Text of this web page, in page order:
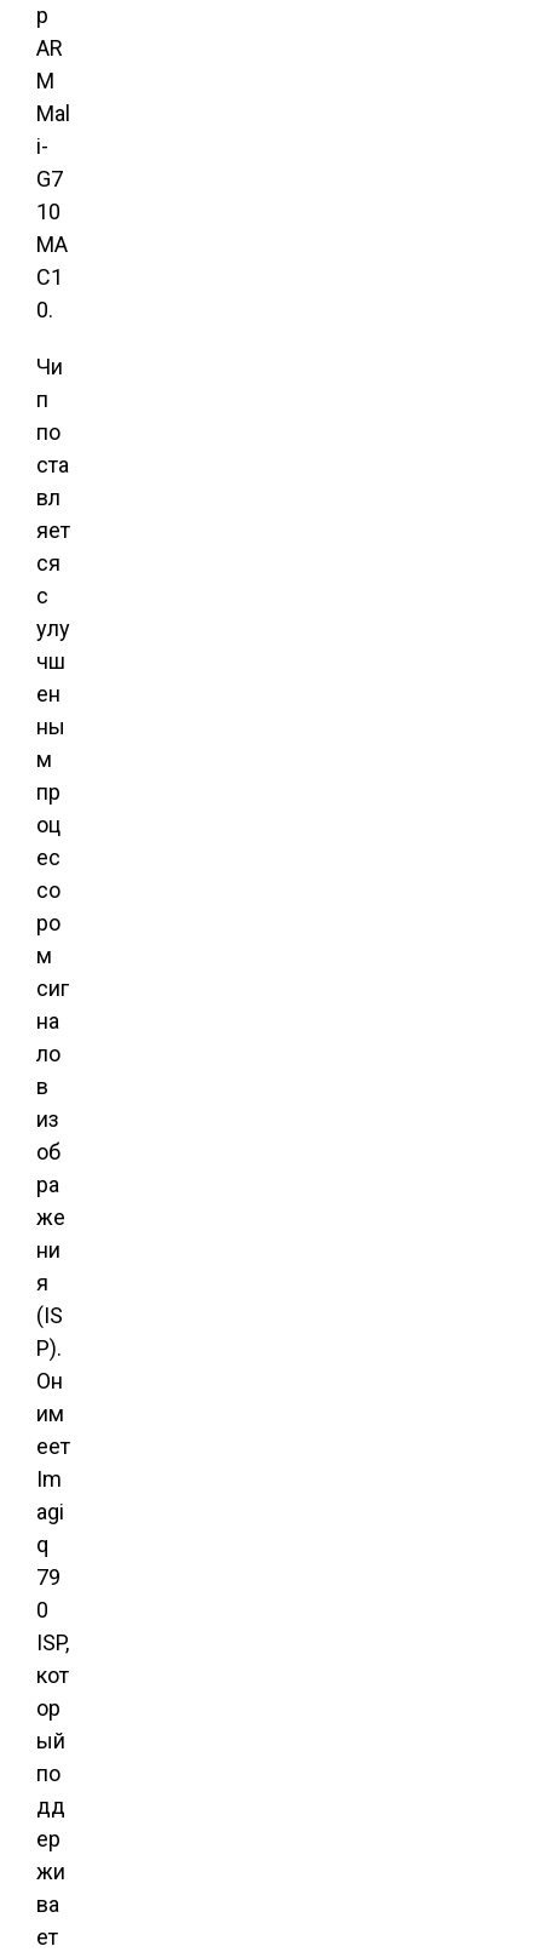
р
AR
M
Mal
i-
G7
10
MA
C1
0.
Чи
п
по
ста
вл
яет
ся
с
улу
чш
ен
ны
м
пр
оц
ес
со
ро
м
сиг
на
ло
в
из
об
ра
же
ни
я
(IS
P).
Он
им
еет
Im
agi
q
79
0
ISP,
кот
ор
ый
по
дд
ер
жи
ва
ет